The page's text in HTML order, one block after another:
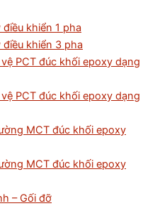
khiển 1 pha
điều khiển 3 pha
PCT đúc khối epoxy dạng
PCT đúc khối epoxy dạng
MCT đúc khối epoxy
MCT đúc khối epoxy
– Gối đỡ